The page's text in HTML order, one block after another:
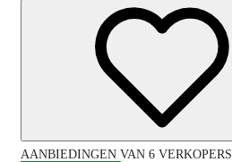
AANBIEDINGEN VAN 6 VERKOPERS